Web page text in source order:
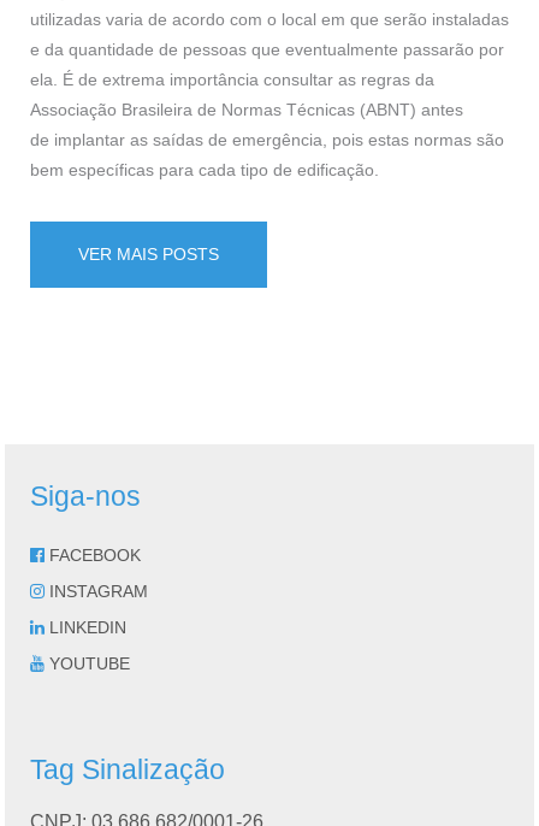
utilizadas varia de acordo com o local em que serão instaladas
e da quantidade de pessoas que eventualmente passarão por
ela. É de extrema importância consultar as regras da
Associação Brasileira de Normas Técnicas (ABNT) antes
de implantar as saídas de emergência, pois estas normas são
bem específicas para cada tipo de edificação.
VER MAIS POSTS
Siga-nos
FACEBOOK
INSTAGRAM
LINKEDIN
YOUTUBE
Tag Sinalização
CNPJ: 03.686.682/0001-26